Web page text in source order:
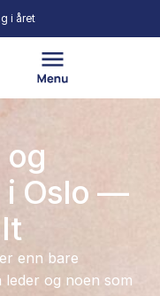
i året
og
i Oslo
alt
mer enn bare